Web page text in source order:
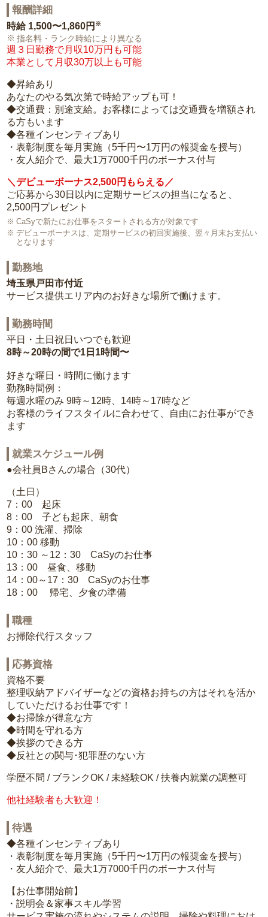
報酬詳細
時給 1,500〜1,860円 ※
指名料・ランク時給により異なる
週３日勤務で月収10万円も可能
本業として月収30万以上も可能
◆昇給あり
あなたのやる気次第で時給アップも可！
◆交通費：別途支給。お客様によっては交通費を増額され
る方もいます
◆各種インセンティブあり
・表彰制度を毎月実施（5千円〜1万円の報奨金を授与）
・友人紹介で、最大1万7000千円のボーナス付与
＼デビューボーナス2,500円もらえる／
ご応募から30日以内に定期サービスの担当になると、
2,500円プレゼント
CaSyで新たにお仕事をスタートされる方が対象です
デビューボーナスは、定期サービスの初回実施後、翌々月末お支払い
となります
勤務地
埼玉県戸田市付近
サービス提供エリア内のお好きな場所で働けます。
勤務時間
平日・土日祝日いつでも歓迎
8時～20時の間で1日1時間〜
好きな曜日・時間に働けます
勤務時間例：
毎週水曜のみ 9時～12時、14時～17時など
お客様のライフスタイルに合わせて、自由にお仕事ができ
ます
就業スケジュール例
●会社員Bさんの場合（30代）
（土日）
7：00 起床
8：00 子ども起床、朝食
9：00 洗濯、掃除
10：00 移動
10：30 ～12：30 CaSyのお仕事
13：00 昼食、移動
14：00～17：30 CaSyのお仕事
18：00 帰宅、夕食の準備
職種
お掃除代行スタッフ
応募資格
資格不要
整理収納アドバイザーなどの資格お持ちの方はそれを活か
していただけるお仕事です！
◆お掃除が得意な方
◆時間を守れる方
◆挨拶のできる方
◆反社との関与･犯罪歴のない方
学歴不問 / ブランクOK / 未経験OK / 扶養内就業の調整可
他社経験者も大歓迎！
待遇
◆各種インセンティブあり
・表彰制度を毎月実施（5千円〜1万円の報奨金を授与）
・友人紹介で、最大1万7000千円のボーナス付与
【お仕事開始前】
・説明会＆家事スキル学習